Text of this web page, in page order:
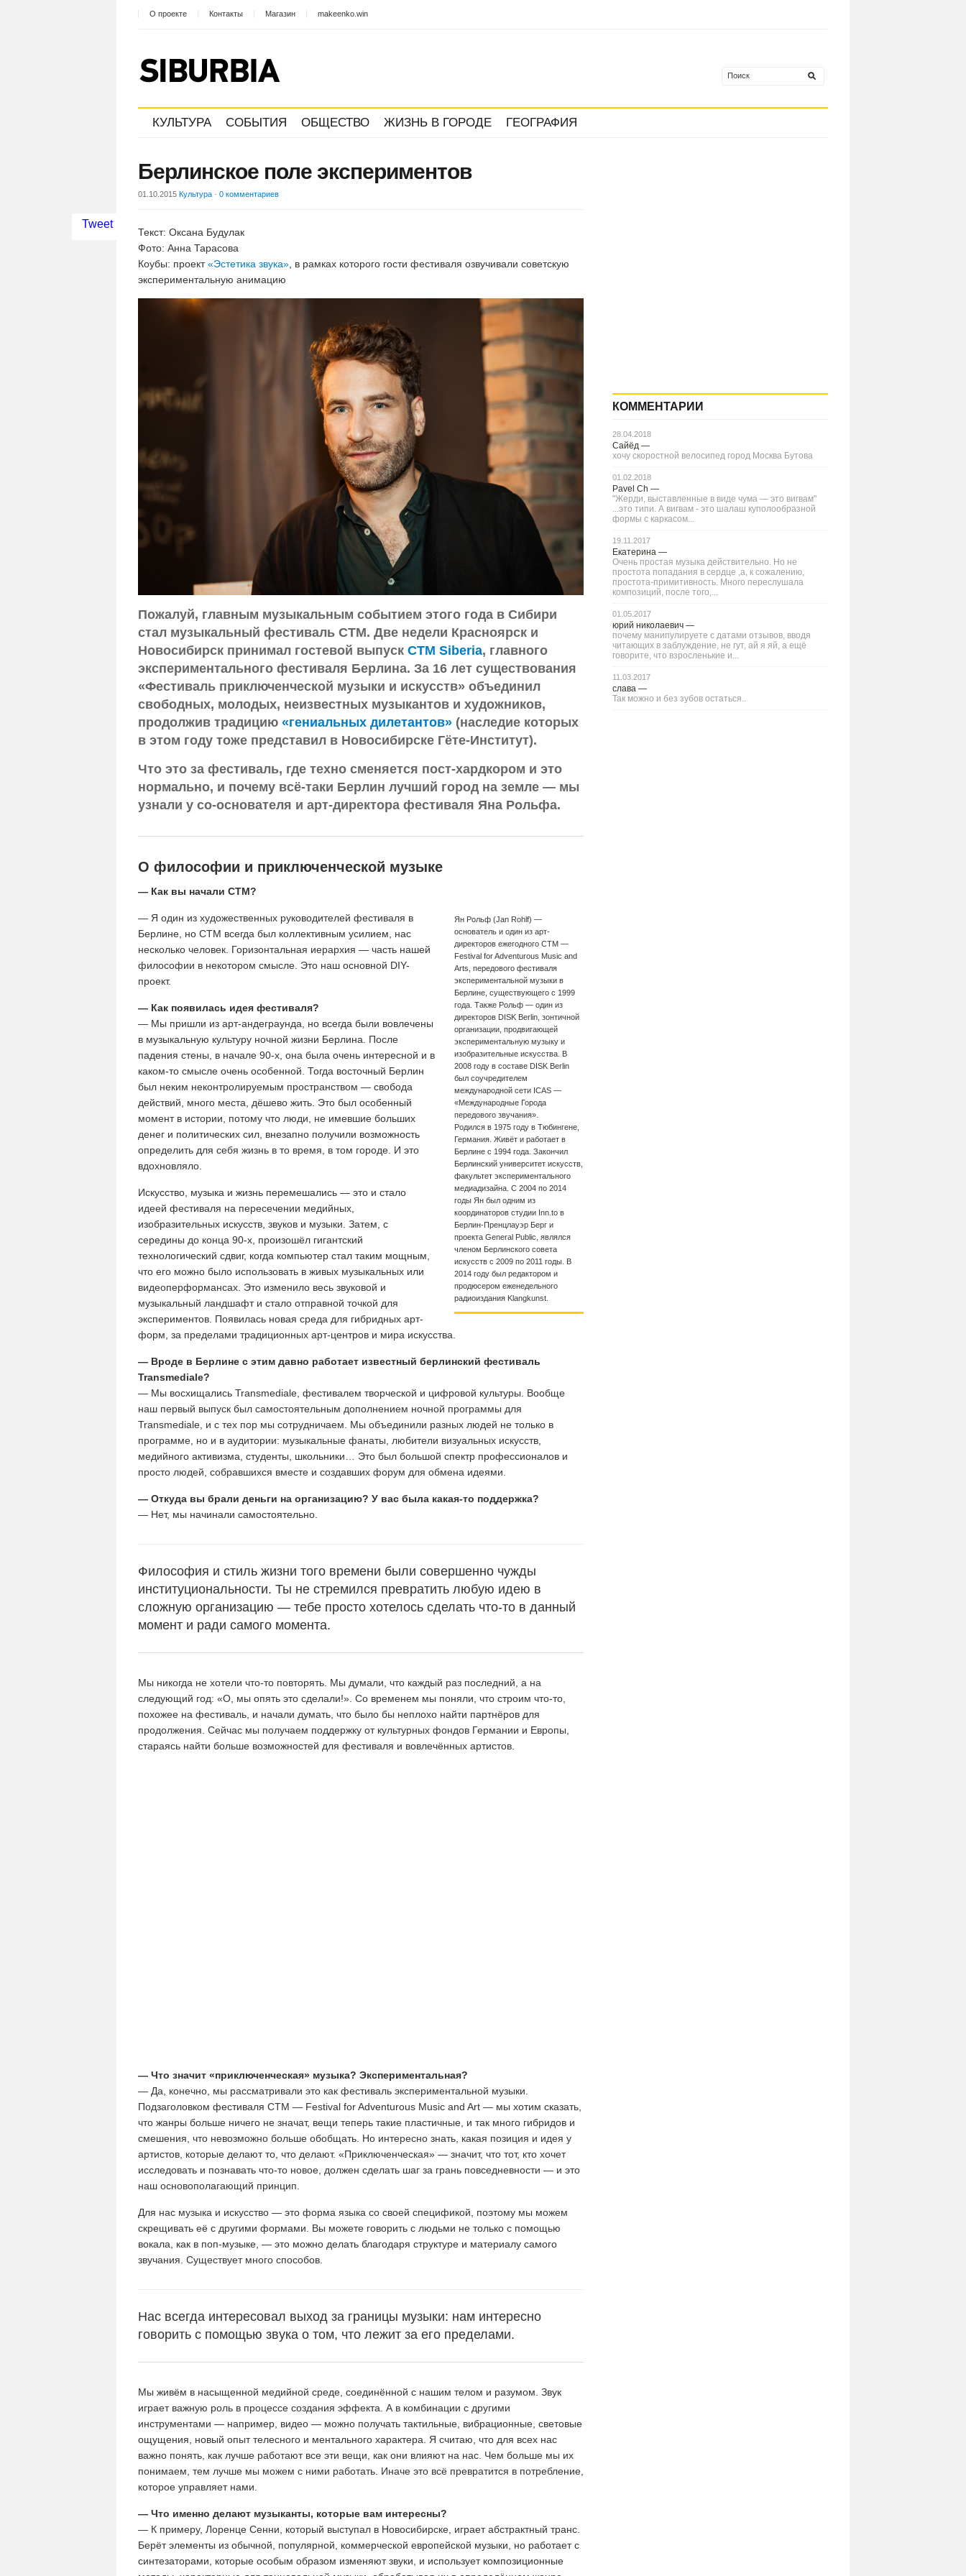
О проекте Контакты Магазин makeenko.win
КУЛЬТУРА СОБЫТИЯ ОБЩЕСТВО ЖИЗНЬ В ГОРОДЕ ГЕОГРАФИЯ
Берлинское поле экспериментов
01.10.2015 Культура · 0 комментариев
Текст: Оксана Будулак
Фото: Анна Тарасова
Коубы: проект«Эстетика звука» , в рамках которого гости фестиваля озвучивали советскую
экспериментальную анимацию
Пожалуй, главным музыкальным событием этого года в Сибири
стал музыкальный фестиваль CTM. Две недели Красноярск и
Новосибирск принимал гостевой выпуск СTM Siberia, главного
экспериментального фестиваля Берлина. За 16 лет существования
«Фестиваль приключенческой музыки и искусств» объединил
свободных, молодых, неизвестных музыкантов и художников,
продолжив традицию «гениальных дилетантов» (наследие которых
в этом году тоже представил в Новосибирске Гёте-Институт).
Что это за фестиваль, где техно сменяется пост-хардкором и это
нормально, и почему всё-таки Берлин лучший город на земле — мы
узнали у со-основателя и арт-директора фестиваля Яна Рольфа.
О философии и приключенческой музыке
— Как вы начали CTM?
Ян Рольф (Jan Rohlf) —
основатель и один из арт-
директоров ежегодного CTM —
Festival for Adventurous Music and
Arts, передового фестиваля
экспериментальной музыки в
Берлине, существующего с 1999
года. Также Рольф — один из
директоров DISK Berlin, зонтичной
организации, продвигающей
экспериментальную музыку и
изобразительные искусства. В
2008 году в составе DISK Berlin
был соучредителем
международной сети ICAS —
«Международные Города
передового звучания».
Родился в 1975 году в Тюбингене,
Германия. Живёт и работает в
Берлине с 1994 года. Закончил
Берлинский университет искусств,
факультет экспериментального
медиадизайна. С 2004 по 2014
годы Ян был одним из
координаторов студии Inn.to в
Берлин-Пренцлауэр Берг и
проекта General Public, являлся
членом Берлинского совета
искусств с 2009 по 2011 годы. В
2014 году был редактором и
продюсером еженедельного
радиоиздания Klangkunst.
— Я один из художественных руководителей фестиваля в
Берлине, но CTM всегда был коллективным усилием, нас
несколько человек. Горизонтальная иерархия — часть нашей
философии в некотором смысле. Это наш основной DIY-
проект.
— Как появилась идея фестиваля?
— Мы пришли из арт-андеграунда, но всегда были вовлечены
в музыкальную культуру ночной жизни Берлина. После
падения стены, в начале 90-х, она была очень интересной и в
каком-то смысле очень особенной. Тогда восточный Берлин
был неким неконтролируемым пространством — свобода
действий, много места, дёшево жить. Это был особенный
момент в истории, потому что люди, не имевшие больших
денег и политических сил, внезапно получили возможность
определить для себя жизнь в то время, в том городе. И это
вдохновляло.
Искусство, музыка и жизнь перемешались — это и стало
идеей фестиваля на пересечении медийных,
изобразительных искусств, звуков и музыки. Затем, с
середины до конца 90-х, произошёл гигантский
технологический сдвиг, когда компьютер стал таким мощным,
что его можно было использовать в живых музыкальных или
видеоперформансах. Это изменило весь звуковой и
музыкальный ландшафт и стало отправной точкой для
экспериментов. Появилась новая среда для гибридных арт-
форм, за пределами традиционных арт-центров и мира искусства.
— Вроде в Берлине с этим давно работает известный берлинский фестиваль
Transmediale?
— Мы восхищались Transmediale, фестивалем творческой и цифровой культуры. Вообще
наш первый выпуск был самостоятельным дополнением ночной программы для
Transmediale, и с тех пор мы сотрудничаем. Мы объединили разных людей не только в
программе, но и в аудитории: музыкальные фанаты, любители визуальных искусств,
медийного активизма, студенты, школьники… Это был большой спектр профессионалов и
просто людей, собравшихся вместе и создавших форум для обмена идеями.
— Откуда вы брали деньги на организацию? У вас была какая-то поддержка?
— Нет, мы начинали самостоятельно.
Философия и стиль жизни того времени были совершенно чужды
институциональности. Ты не стремился превратить любую идею в
сложную организацию — тебе просто хотелось сделать что-то в данный
момент и ради самого момента.
Мы никогда не хотели что-то повторять. Мы думали, что каждый раз последний, а на
следующий год: «О, мы опять это сделали!». Со временем мы поняли, что строим что-то,
похожее на фестиваль, и начали думать, что было бы неплохо найти партнёров для
продолжения. Сейчас мы получаем поддержку от культурных фондов Германии и Европы,
стараясь найти больше возможностей для фестиваля и вовлечённых артистов.
— Что значит «приключенческая» музыка? Экспериментальная?
— Да, конечно, мы рассматривали это как фестиваль экспериментальной музыки.
Подзаголовком фестиваля CTM — Festival for Adventurous Music and Art — мы хотим сказать,
что жанры больше ничего не значат, вещи теперь такие пластичные, и так много гибридов и
смешения, что невозможно больше обобщать. Но интересно знать, какая позиция и идея у
артистов, которые делают то, что делают. «Приключенческая» — значит, что тот, кто хочет
исследовать и познавать что-то новое, должен сделать шаг за грань повседневности — и это
наш основополагающий принцип.
Для нас музыка и искусство — это форма языка со своей спецификой, поэтому мы можем
скрещивать её с другими формами. Вы можете говорить с людьми не только с помощью
вокала, как в поп-музыке, — это можно делать благодаря структуре и материалу самого
звучания. Существует много способов.
Нас всегда интересовал выход за границы музыки: нам интересно
говорить с помощью звука о том, что лежит за его пределами.
Мы живём в насыщенной медийной среде, соединённой с нашим телом и разумом. Звук
играет важную роль в процессе создания эффекта. А в комбинации с другими
инструментами — например, видео — можно получать тактильные, вибрационные, световые
ощущения, новый опыт телесного и ментального характера. Я считаю, что для всех нас
важно понять, как лучше работают все эти вещи, как они влияют на нас. Чем больше мы их
понимаем, тем лучше мы можем с ними работать. Иначе это всё превратится в потребление,
которое управляет нами.
— Что именно делают музыканты, которые вам интересны?
— К примеру, Лоренце Сенни, который выступал в Новосибирске, играет абстрактный транс.
Берёт элементы из обычной, популярной, коммерческой европейской музыки, но работает с
синтезаторами, которые особым образом изменяют звуки, и использует композиционные
Tweet
КОММЕНТАРИИ
28.04.2018
Сайёд —
хочу скоростной велосипед город Москва Бутова
01.02.2018
Pavel Ch —
"Жерди, выставленные в виде чума — это вигвам"
...это типи. А вигвам - это шалаш куполообразной
формы с каркасом...
19.11.2017
Екатерина —
Очень простая музыка действительно. Но не
простота попадания в сердце ,а, к сожалению,
простота-примитивность. Много переслушала
композиций, после того,...
01.05.2017
юрий николаевич —
почему манипулируете с датами отзывов, вводя
читающих в заблуждение, не гут, ай я яй, а ещё
говорите, что взросленькие и...
11.03.2017
слава —
Так можно и без зубов остаться..